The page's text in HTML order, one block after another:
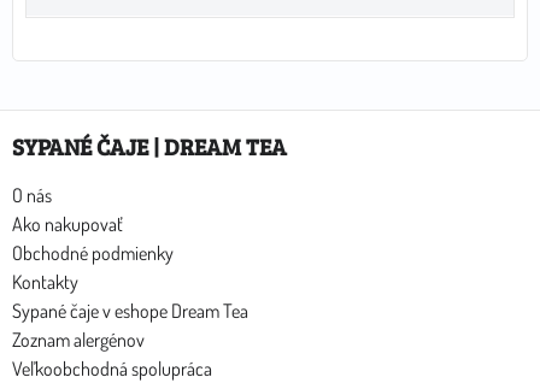
SYPANÉ ČAJE | DREAM TEA
O nás
Ako nakupovať
Obchodné podmienky
Kontakty
Sypané čaje v eshope Dream Tea
Zoznam alergénov
Veľkoobchodná spolupráca